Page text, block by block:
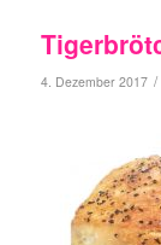
4. Dezember 2017 /